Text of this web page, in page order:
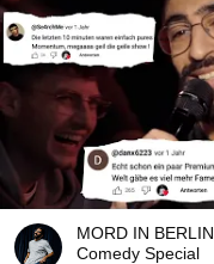
MORD IN
Comedy Special